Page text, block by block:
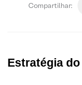
Compartilhar:
Estratégia